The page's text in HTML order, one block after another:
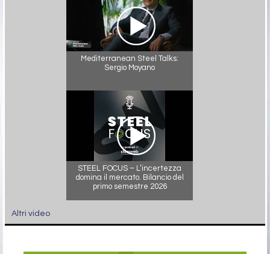
Mediterranean Steel Talks:
Sergio Moyano
STEEL FOCUS – L’incertezza
domina il mercato. Bilancio del
primo semestre 2026
Altri video